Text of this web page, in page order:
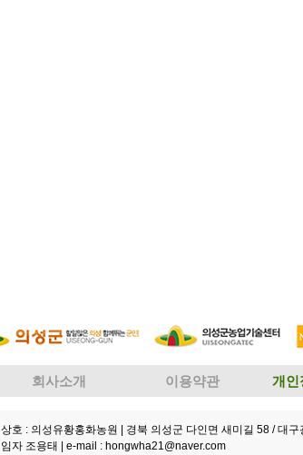
회사소개 이용약관 개인
상호 : 의성유황홍화농원
| 경북 의성군 다인면 새미길 58 / 대
임자 조용태 | e-mail : hongwha21@naver.com